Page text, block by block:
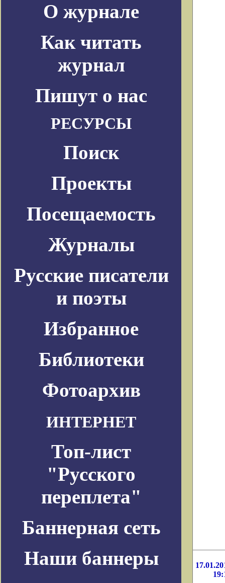
О журнале
Как читать
журнал
Пишут о нас
РЕСУРСЫ
Поиск
Проекты
Посещаемость
Журналы
Русские писатели
и поэты
Избранное
Библиотеки
Фотоархив
ИНТЕРНЕТ
Топ-лист
"Русского
переплета"
Баннерная сеть
Наши баннеры